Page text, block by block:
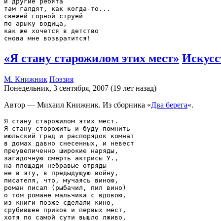
там галдят, как когда-то...
свежей горной струей
по арыку водица,
как же хочется в детство
«Я стану старожилом этих мест»
М. Книжник Поэзия
Понедельник, 3 сентября, 2007 (19 лет назад)
Автор — Михаил Книжник. Из сборника «Два берега«.
Я стану старожилом этих мест.
Я стану сторожить и буду помнить
июльский град и распорядок комнат
в домах давно снесенных, и невест
преувеличенно широкие наряды,
загадочную смерть актрисы У.,
на площади небравые отряды
не в эту, в предыдущую войну,
писателя, что, мучаясь виною,
роман писал (рыбачил, пил вино)
о том романе мальчика с вдовою,
из книги позже сделали кино,
срубившее призов и первых мест,
хотя по самой сути вышло лживо,